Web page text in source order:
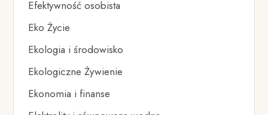
Efektywność osobista
Eko Życie
Ekologia i środowisko
Ekologiczne Żywienie
Ekonomia i finanse